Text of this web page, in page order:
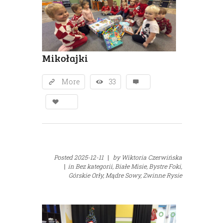
Mikołajki
More 33
Posted2025-12-11 | byWiktoria Czerwińska
| inBez kategorii,Białe Misie,Bystre Foki,
Górskie Orły,Mądre Sowy,Zwinne Rysie